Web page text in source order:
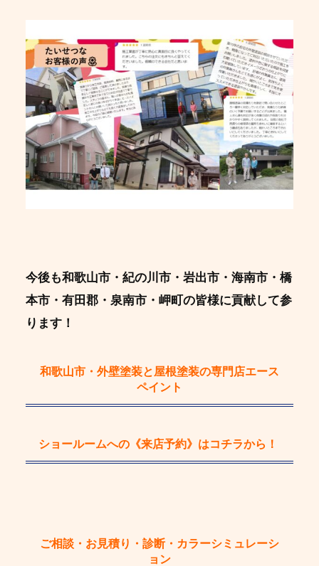
今後も和歌山市・紀の川市・岩出市・海南市・橋
本市・有田郡・泉南市・岬町の皆様に貢献して参
ります！
和歌山市・外壁塗装と屋根塗装の専門店エース
ペイント
ショールームへの《来店予約》 はコチラから！
ご相談・お見積り・診断・カラーシミュレーシ
ョン